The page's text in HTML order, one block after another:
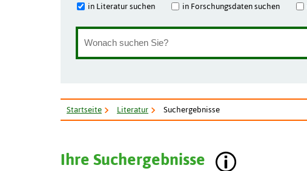
in Literatur suchen in Forschungsdaten suchen
Startseite Literatur Suchergebnisse
Ihre Suchergebnisse